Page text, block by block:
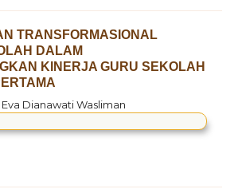
TRANSFORMASIONAL
DALAM
KINERJA GURU SEKOLAH
Dianawati Wasliman